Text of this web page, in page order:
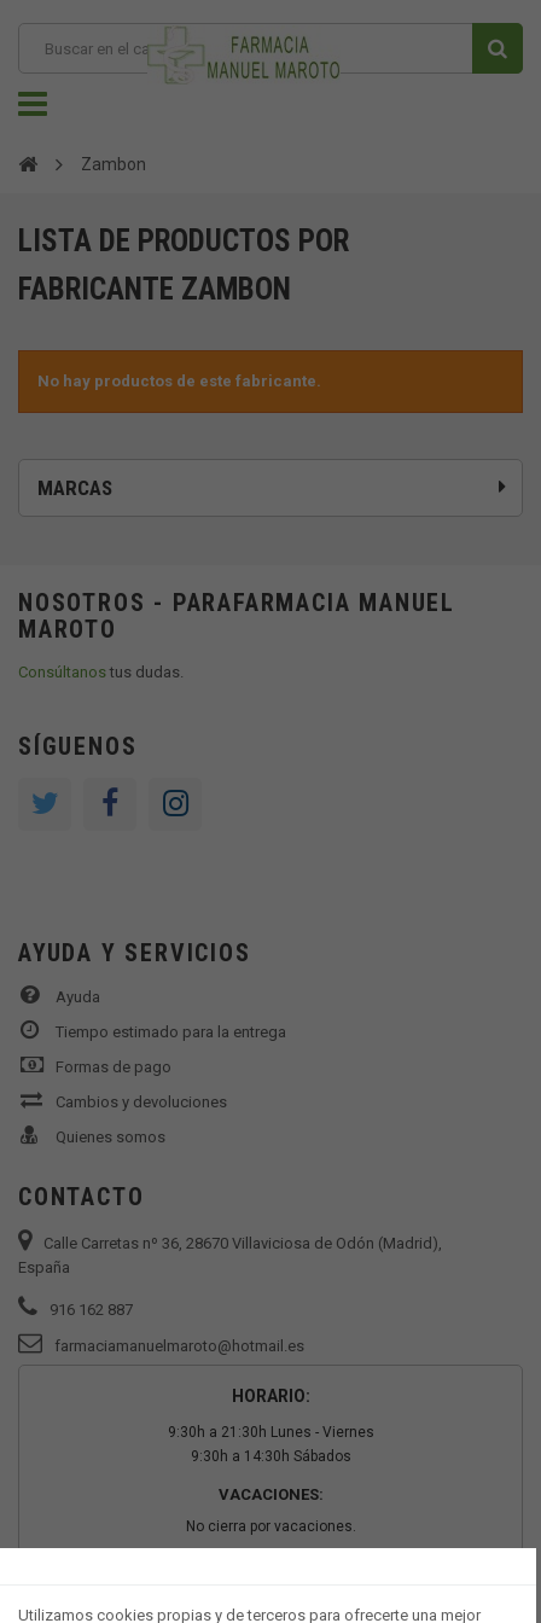
Zambon
MARCAS
LISTA DE PRODUCTOS POR
FABRICANTE ZAMBON
No hay productos de este fabricante.
NOSOTROS - PARAFARMACIA MANUEL
MAROTO
Consúltanostus dudas.
SÍGUENOS
AYUDA Y SERVICIOS
Ayuda
Tiempo estimado para la entrega
Formas de pago
Cambios y devoluciones
Quienes somos
CONTACTO
Calle Carretas nº 36, 28670 Villaviciosa de Odón (Madrid),
España
916 162 887
farmaciamanuelmaroto@hotmail.es
HORARIO:
9:30h a 21:30h Lunes - Viernes
9:30h a 14:30h Sábados
VACACIONES:
No cierra por vacaciones.
Utilizamos cookies propias y de terceros para ofrecerte una mejor